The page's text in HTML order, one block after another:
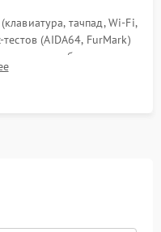
тачпад, Wi-Fi,
(AIDA64, FurMark)
и стабильности
нагрузкой.